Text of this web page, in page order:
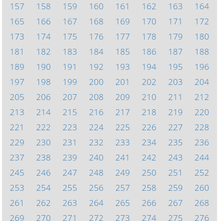
157
158 159 160 161 162 163
164
165
166 167 168 169 170 171
172
173
174 175 176 177 178 179
180
181
182 183 184 185 186 187
188
189
190 191 192 193 194 195
196
197
198 199 200 201 202 203
204
205
206 207 208 209 210 211
212
213
214 215 216 217 218 219
220
221
222 223 224 225 226 227
228
229
230 231 232 233 234 235
236
237
238 239 240 241 242 243
244
245
246 247 248 249 250 251
252
253
254 255 256 257 258 259
260
261
262 263 264 265 266 267
268
269
270 271 272 273 274 275
276